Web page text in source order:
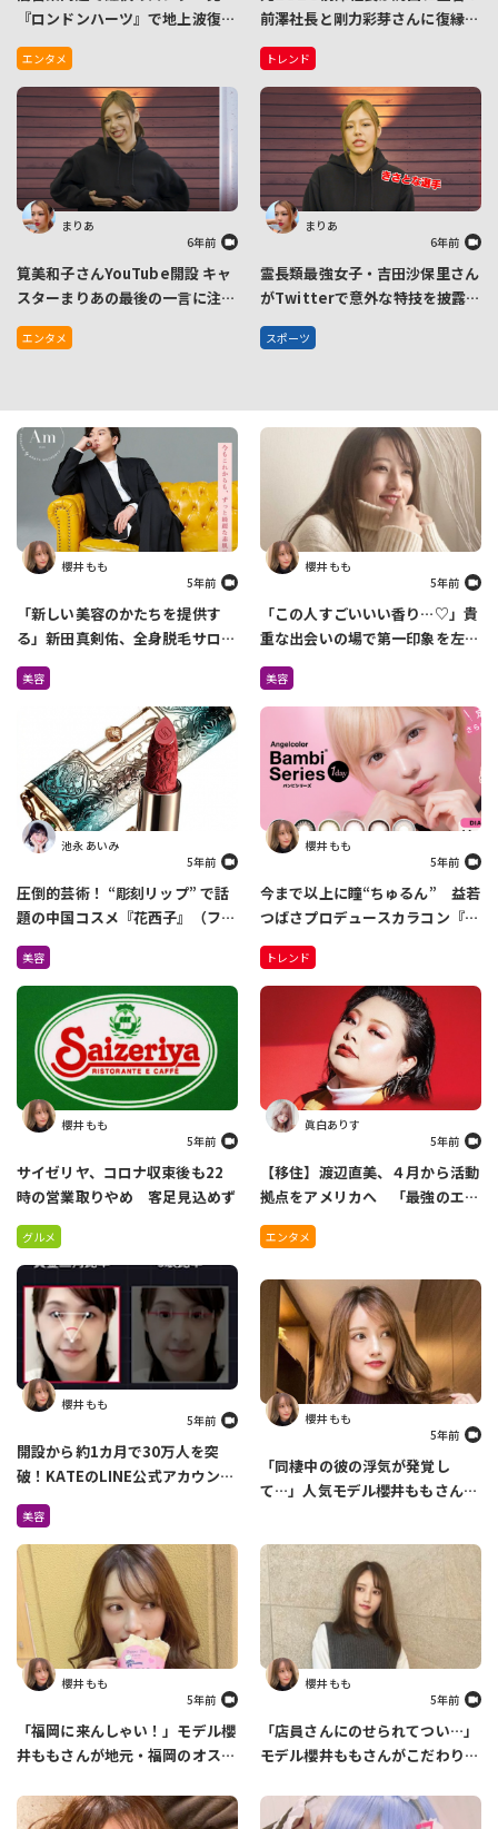
『ロンドンハーツ』で地上波復
帰！
エンタメ
前澤社長と剛力彩芽さんに復縁報
道… 一方、キャスターまりあは
恋人募集宣言！？
トレンド
まりあ
6年前
筧美和子さんYouTube開設 キャ
スターまりあの最後の一言に注
目！？
エンタメ
まりあ
6年前
霊長類最強女子・吉田沙保里さん
がTwitterで意外な特技を披露！
キャスター・まりあも〇〇で対
抗！
スポーツ
櫻井 もも
5年前
「新しい美容のかたちを提供す
る」新田真剣佑、全身脱毛サロン
を4月に2店舗オープン
美容
櫻井 もも
5年前
「この人すごいいい香り…♡」貴
重な出会いの場で第一印象を左右
しているのは『香り』だった
美容
池永 あいみ
5年前
圧倒的芸術！ “彫刻リップ” で話
題の中国コスメ『花西子』（ファ
ーシーズ）が日本上陸！
Amazonで先行販売中
美容
櫻井 もも
5年前
今まで以上に瞳“ちゅるん” 益若
つばさプロデュースカラコン『バ
ンビシリーズ』がリニューアル
トレンド
櫻井 もも
5年前
サイゼリヤ、コロナ収束後も22
時の営業取りやめ 客足見込めず
グルメ
眞白ありす
5年前
【移住】渡辺直美、４月から活動
拠点をアメリカへ 「最強のエン
ターテイナーになれるように」
エンタメ
櫻井 もも
5年前
開設から約1カ月で30万人を突
破！KATEのLINE公式アカウント
でできるメイク診断がすごすぎ
る！
美容
櫻井 もも
5年前
「同棲中の彼の浮気が発覚し
て…」人気モデル櫻井ももさんが
櫻井 もも
5年前
「福岡に来んしゃい！」モデル櫻
井ももさんが地元・福岡のオスス
櫻井 もも
5年前
「店員さんにのせられてつい…」
モデル櫻井ももさんがこだわりの